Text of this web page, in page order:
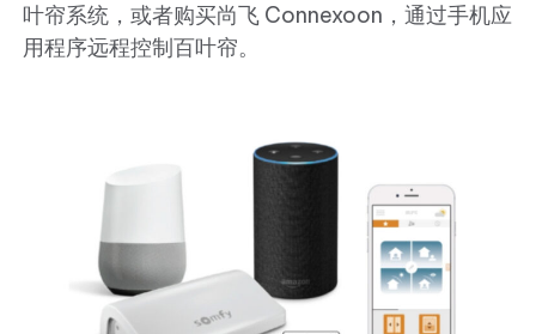
叶帘系统，或者购买尚飞 Connexoon，通过手机应
用程序远程控制百叶帘。